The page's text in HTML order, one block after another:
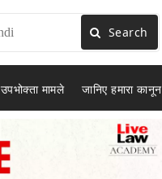
Search
उपभोक्ता मामले जानिए हमारा कानून